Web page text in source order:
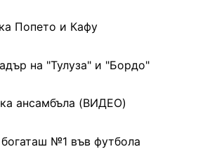
Попето и Кафу
на "Тулуза" и "Бордо"
ансамбъла (ВИДЕО)
№1 във футбола